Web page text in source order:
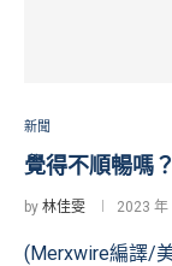
新聞
覺得不順暢嗎
by 林佳雯 2023 年
(Merxwire編譯/